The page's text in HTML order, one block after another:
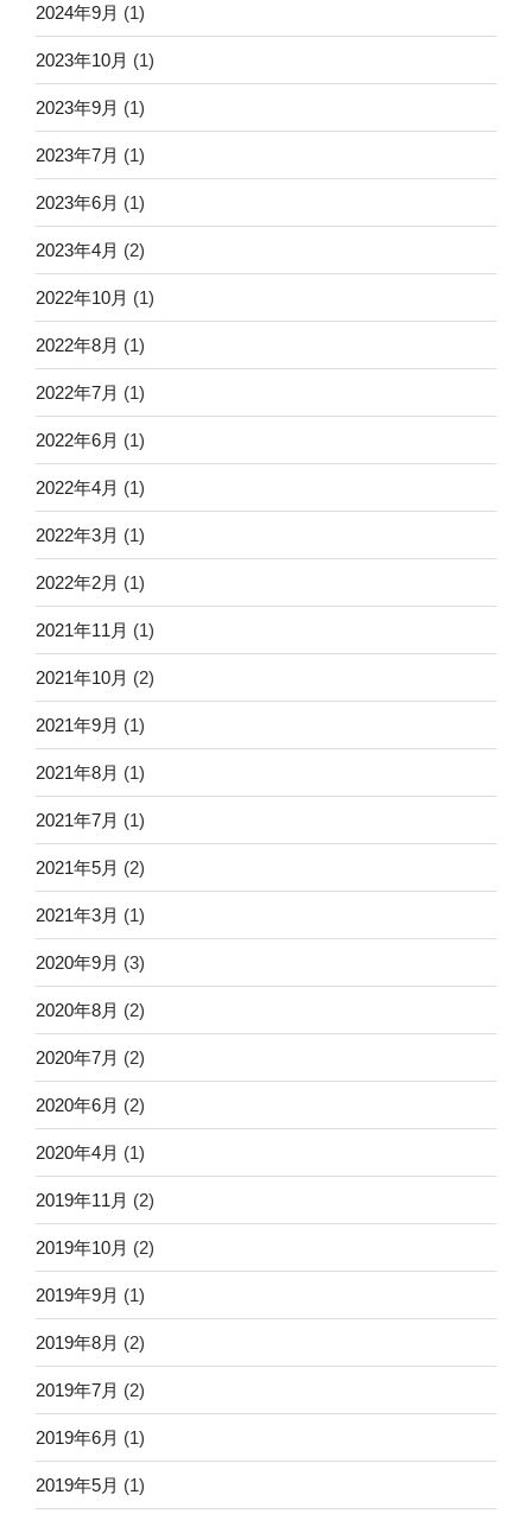
2024年9月 (1)
2023年10月 (1)
2023年9月 (1)
2023年7月 (1)
2023年6月 (1)
2023年4月 (2)
2022年10月 (1)
2022年8月 (1)
2022年7月 (1)
2022年6月 (1)
2022年4月 (1)
2022年3月 (1)
2022年2月 (1)
2021年11月 (1)
2021年10月 (2)
2021年9月 (1)
2021年8月 (1)
2021年7月 (1)
2021年5月 (2)
2021年3月 (1)
2020年9月 (3)
2020年8月 (2)
2020年7月 (2)
2020年6月 (2)
2020年4月 (1)
2019年11月 (2)
2019年10月 (2)
2019年9月 (1)
2019年8月 (2)
2019年7月 (2)
2019年6月 (1)
2019年5月 (1)